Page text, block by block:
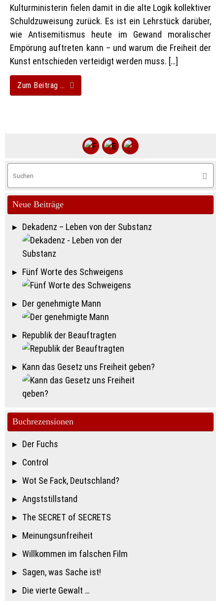
Kulturministerin fielen damit in die alte Logik kollektiver
Schuldzuweisung zurück. Es ist ein Lehrstück darüber,
wie Antisemitismus heute im Gewand moralischer
Empörung auftreten kann – und warum die Freiheit der
Kunst entschieden verteidigt werden muss. […]
Zum Beitrag …
Neue Beiträge
Dekadenz – Leben von der Substanz
Fünf Worte des Schweigens
Der genehmigte Mann
Republik der Beauftragten
Kann das Gesetz uns Freiheit geben?
Buchrezensionen
Der Fuchs
Control
Wot Se Fack, Deutschland?
Angststillstand
The SECRET of SECRETS
Meinungsunfreiheit
Willkommen im falschen Film
Sagen, was Sache ist!
Die vierte Gewalt …